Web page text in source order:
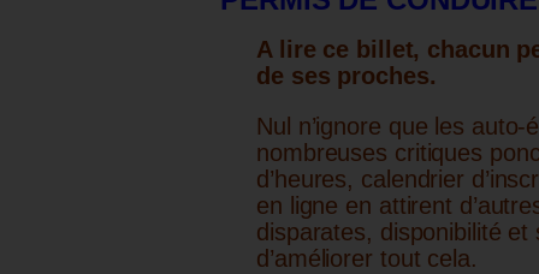
A lire ce billet, chacun
de ses proches.
Nul n’ignore que les
nombreuses critiques
d’heures, calendrier
en ligne en attirent
disparates, disponibilité
d’améliorer tout cela.